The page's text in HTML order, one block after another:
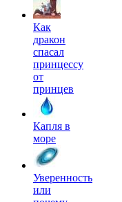
Как
дракон
спасал
принцессу
от
принцев
Капля в
море
Уверенность
или